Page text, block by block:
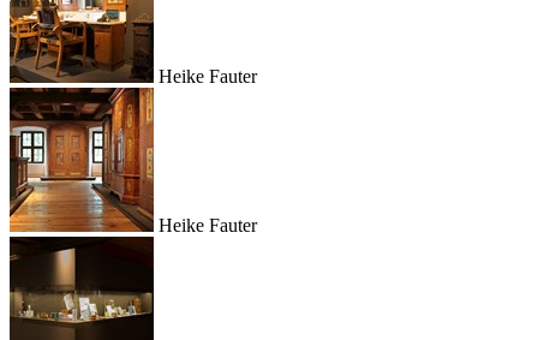
Heike Fauter
Heike Fauter